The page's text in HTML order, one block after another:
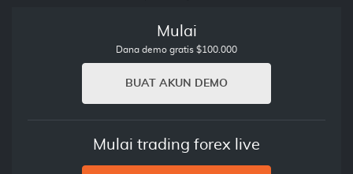
Mulai
Dana demo gratis $100.000
BUAT AKUN DEMO
Mulai trading forex live